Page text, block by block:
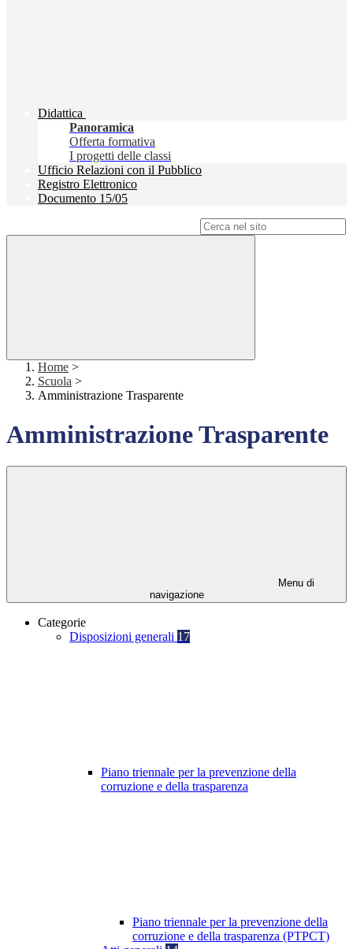
Didattica
Panoramica
Offerta formativa
I progetti delle classi
Ufficio Relazioni con il Pubblico
Registro Elettronico
Documento 15/05
Home >
Scuola >
Amministrazione Trasparente
Amministrazione Trasparente
Menu di
navigazione
Categorie
Disposizioni generali 17
Piano triennale per la prevenzione della
corruzione e della trasparenza
Piano triennale per la prevenzione della
corruzione e della trasparenza (PTPCT)